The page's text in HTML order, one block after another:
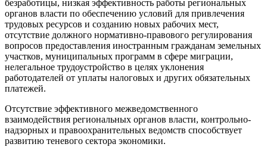
безработицы, низкая эффективность работы региональных
органов власти по обеспечению условий для привлечения
трудовых ресурсов и созданию новых рабочих мест,
отсутствие должного нормативно-правового регулирования
вопросов предоставления иностранным гражданам земельных
участков, муниципальных программ в сфере миграции,
нелегальное трудоустройство в целях уклонения
работодателей от уплаты налоговых и других обязательных
платежей.
Отсутствие эффективного межведомственного
взаимодействия региональных органов власти, контрольно-
надзорных и правоохранительных ведомств способствует
развитию теневого сектора экономики.